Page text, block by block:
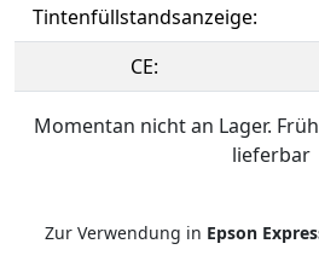
Tintenfüllstandsanzeige:
CE:
Momentan nicht an Lager.
lieferbar
Zur Verwendung in Epson